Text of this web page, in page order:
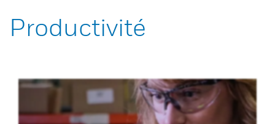
Productivité